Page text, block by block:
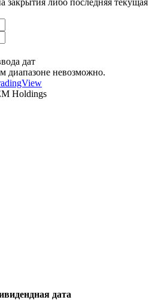
дат
диапазоне невозможно.
Holdings
дата